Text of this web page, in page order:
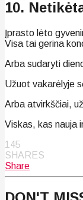
10.
Įprasto lėto
Visa tai gerina
Arba sudaryti
Užuot vakarėlyje
Arba atvirkščiai,
Viskas, kas nauja
145
SHARES
Share